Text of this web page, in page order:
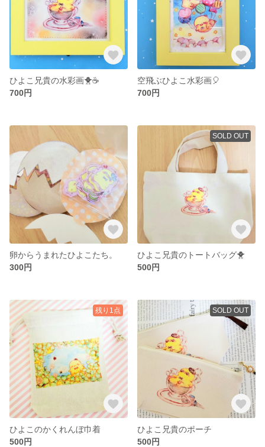
ひよこ兄貴の水彩画🐥☕
700円
空飛ぶひよこ水彩画🎈
700円
卵からうまれたひよこたち。
300円
SOLD OUT
ひよこ兄貴のトートバッグ🐥
500円
残り1点
ひよこのかくれんぼ巾着
500円
SOLD OUT
ひよこ兄貴のポーチ
500円